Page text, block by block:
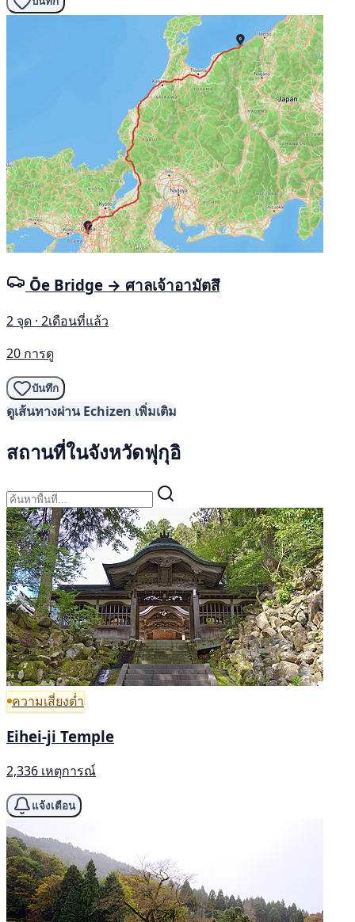
Ōe Bridge → ศาลเจ้าอามัตสึ
2 จุด · 2เดือนที่แล้ว
20 การดู
บันทึก
ดูเส้นทางผ่าน Echizen เพิ่มเติม
สถานที่ในจังหวัดฟุกุอิ
ความเสี่ยงต่ำ
Eihei-ji Temple
2,336 เหตุการณ์
แจ้งเตือน